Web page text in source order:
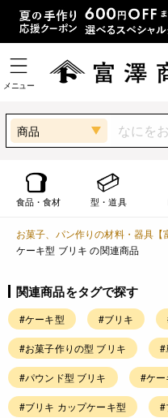
メニュー
商品
食品・食材 型・道具
お菓子、パン作りの材料・器具【
ケーキ型 ブリキ の関連商品
関連商品をタグで探す
#ケーキ型 #ブリキ
#お菓子作りの型 ブリキ #
#パウンド型 ブリキ #ケー
#ブリキ カップケーキ型 #